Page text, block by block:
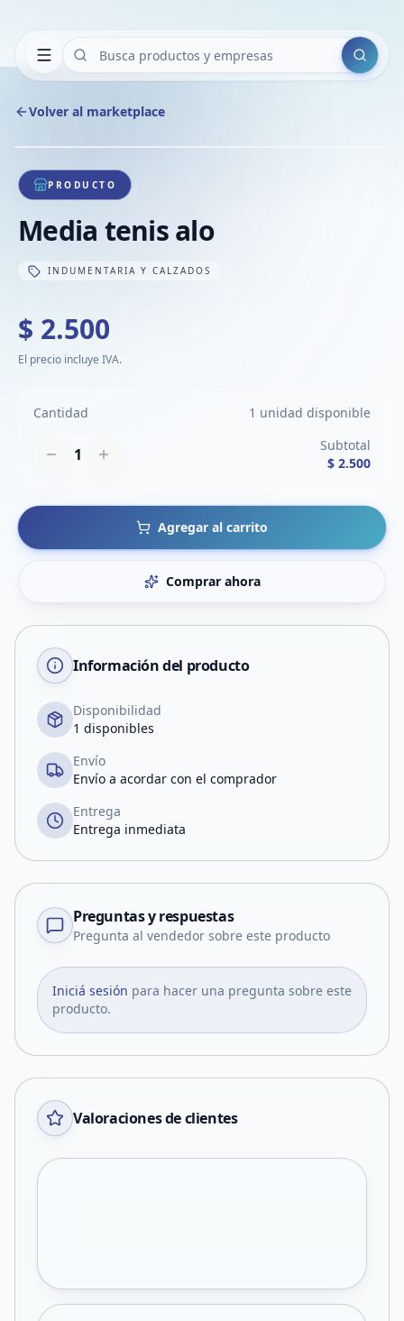
Buscar
Volver al marketplace
1/1
PRODUCTO
Media tenis alo
INDUMENTARIA Y CALZADOS
$ 2.500
El precio incluye IVA.
Cantidad 1 unidad disponible
1
Subtotal
$ 2.500
Agregar al carrito
Comprar ahora
Información del producto
Disponibilidad
1 disponibles
Envío
Envío a acordar con el comprador
Entrega
Entrega inmediata
Preguntas y respuestas
Pregunta al vendedor sobre este producto
Iniciá sesión para hacer una pregunta sobre este
producto.
Valoraciones de clientes